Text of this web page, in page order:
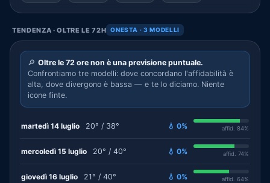
TENDENZA · OLTRE LE 72H ONESTA · 3 MODELLI
🔎 Oltre le 72 ore non è una previsione puntuale.
Confrontiamo tre modelli: dove concordano l'affidabilità è
alta, dove divergono è bassa — e te lo diciamo. Niente
icone finte.
martedì 14 luglio 20° / 38° 💧 0% affid. 84%
mercoledì 15 luglio 20° / 40° 💧 0% affid. 74%
giovedì 16 luglio 21° / 40° 💧 0% affid. 64%